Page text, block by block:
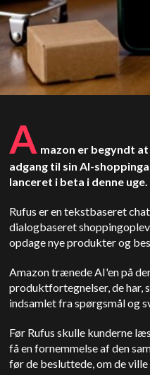
A mazon er begyndt
adgang til sin AI-
lanceret i beta i denne uge.
Rufus er en tekstbaseret
dialogbaseret
opdage nye produkter og
Amazon trænede AI'en på
produktfortegnelser, de har,
indsamlet fra spørgsmål og
Før Rufus skulle kunderne
få en fornemmelse af den
før de besluttede, om de